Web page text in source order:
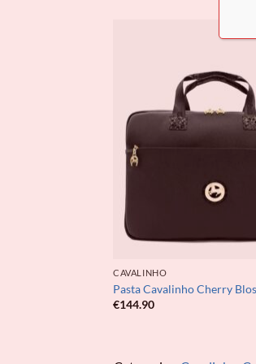
CAVALINHO
Pasta Cavalinho Cherry
€144.90